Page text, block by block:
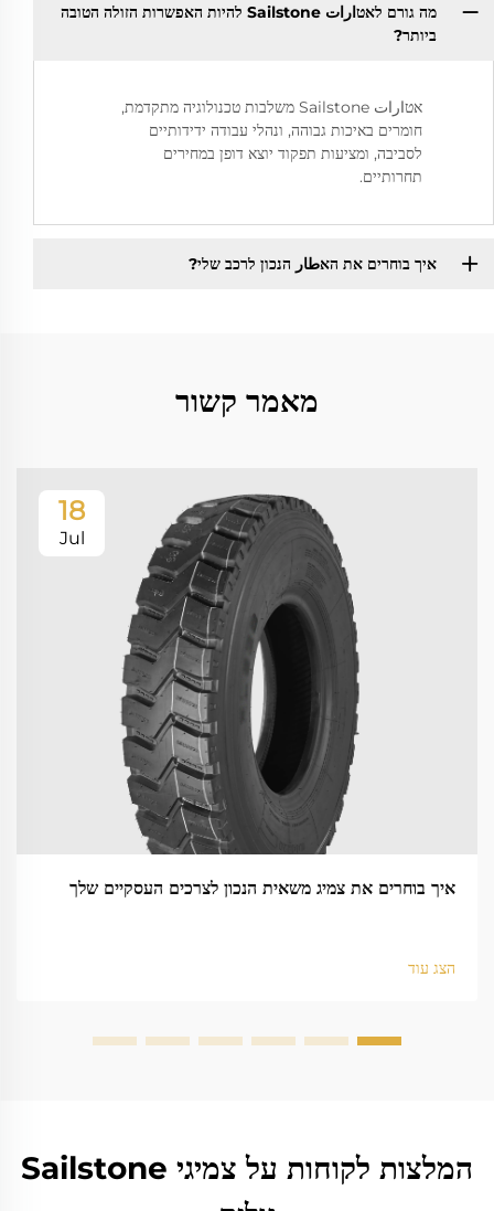
מה גורם לאטارات Sailstone להיות האפשרות הזולה הטובה
ביותר?
אטارات Sailstone משלבות טכנולוגיה מתקדמת,
חומרים באיכות גבוהה, ונהלי עבודה ידידותיים
לסביבה, ומציעות תפקוד יוצא דופן במחירים
תחרותיים.
איך בוחרים את האطار הנכון לרכב שלי?
מאמר קשור
18
Jul
איך בוחרים את צמיג משאית הנכון לצרכים העסקיים שלך
הצג עוד
המלצות לקוחות על צמיגי Sailstone